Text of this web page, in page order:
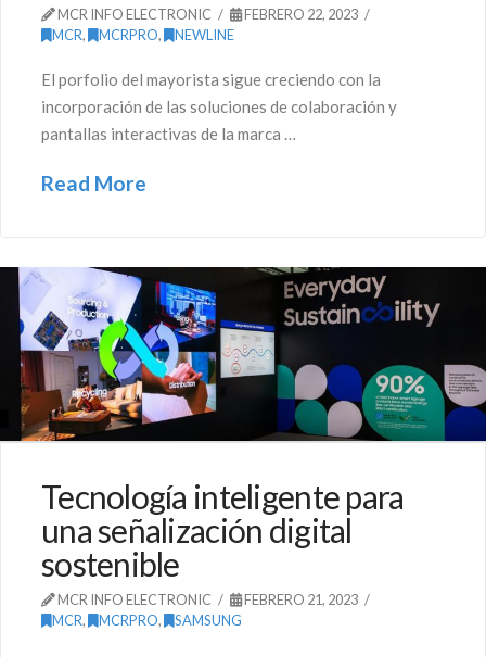
MCR INFO ELECTRONIC
FEBRERO 22, 2023
MCR, MCRPRO, NEWLINE
El porfolio del mayorista sigue creciendo con la
incorporación de las soluciones de colaboración y
pantallas interactivas de la marca …
Read More
Tecnología inteligente para
una señalización digital
sostenible
MCR INFO ELECTRONIC
FEBRERO 21, 2023
MCR, MCRPRO, SAMSUNG